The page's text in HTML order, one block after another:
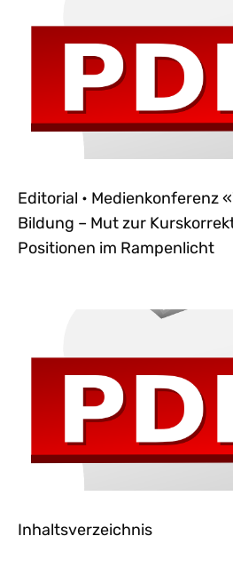
Editorial • Medienkonferenz
Bildung – Mut zur
Positionen im Rampenlicht
Inhaltsverzeichnis